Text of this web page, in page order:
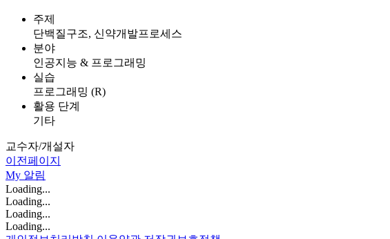
주제
단백질구조, 신약개발프로세스
분야
인공지능 & 프로그래밍
실습
프로그래밍 (R)
활용 단계
기타
교수자/개설자
이전페이지
My 알림
Loading...
Loading...
Loading...
Loading...